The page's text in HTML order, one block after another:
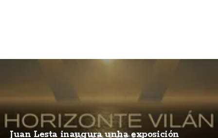
Juan Lesta inaugura unha exposición